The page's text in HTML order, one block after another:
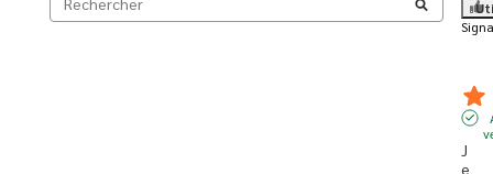
J
e